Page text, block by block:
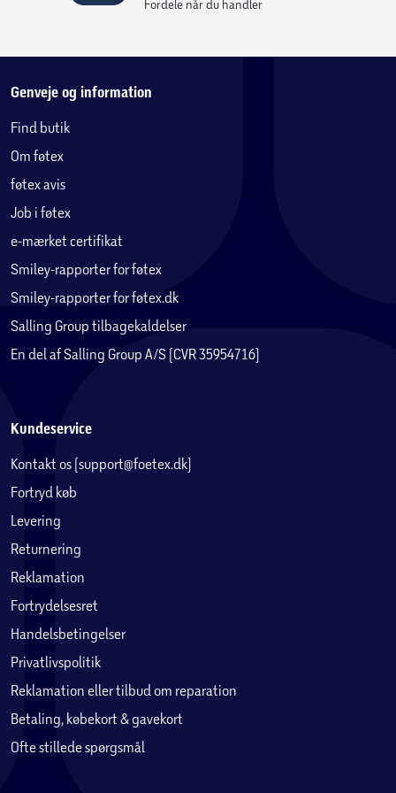
Fordele når du handler
Genveje og information
Find butik
Om føtex
føtex avis
Job i føtex
e-mærket certifikat
Smiley-rapporter for føtex
Smiley-rapporter for føtex.dk
Salling Group tilbagekaldelser
En del af Salling Group A/S (CVR 35954716)
Kundeservice
Kontakt os (support@foetex.dk)
Fortryd køb
Levering
Returnering
Reklamation
Fortrydelsesret
Handelsbetingelser
Privatlivspolitik
Reklamation eller tilbud om reparation
Betaling, købekort & gavekort
Ofte stillede spørgsmål